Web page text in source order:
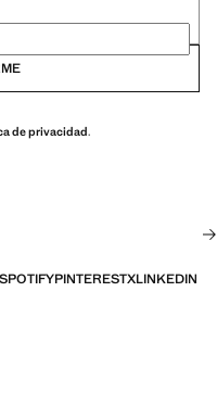
de privacidad.
SPOTIFYPINTERESTXLINKEDIN